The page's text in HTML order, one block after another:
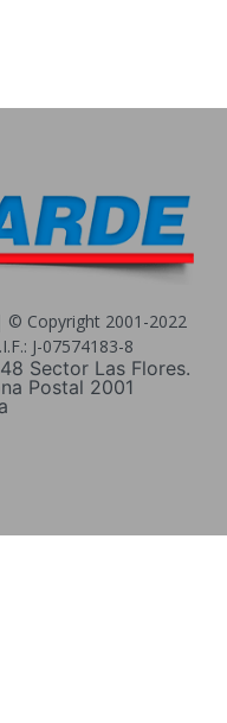
© Copyright 2001-2022
J-07574183-8
Sector Las Flores.
Postal 2001